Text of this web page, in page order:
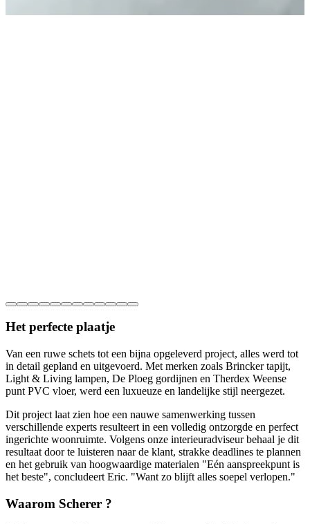
Het perfecte plaatje
Van een ruwe schets tot een bijna opgeleverd project, alles werd tot
in detail gepland en uitgevoerd. Met merken zoals Brincker tapijt,
Light & Living lampen, De Ploeg gordijnen en Therdex Weense
punt PVC vloer, werd een luxueuze en landelijke stijl neergezet.
Dit project laat zien hoe een nauwe samenwerking tussen
verschillende experts resulteert in een volledig ontzorgde en perfect
ingerichte woonruimte. Volgens onze interieuradviseur behaal je dit
resultaat door te luisteren naar de klant, strakke deadlines te plannen
en het gebruik van hoogwaardige materialen "Eén aanspreekpunt is
het beste", concludeert Eric. "Want zo blijft alles soepel verlopen."
Waarom Scherer ?